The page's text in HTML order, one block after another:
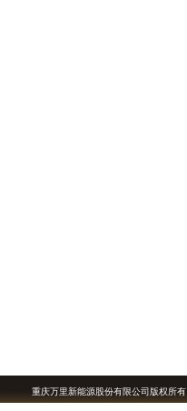
重庆万里新能源股份有限公司版权所有